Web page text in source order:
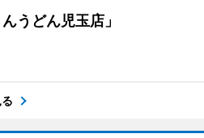
うどん児玉店」